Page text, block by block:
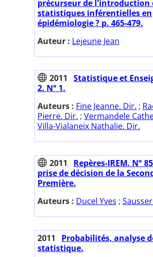
précurseur de l'introduction
statistiques inférentielles en
épidémiologie ? p. 465-479.
Auteur : Lejeune Jean
2011
Statistique et
2. N° 1.
Auteurs : Fine Jeanne. Dir. ;
Pierre. Dir. ; Vermandele
Villa-Vialaneix Nathalie. Dir.
2011
Repères-IREM. N°
prise de décision de la
Première.
Auteurs : Ducel Yves ;
2011
Probabilités, analyse
statistique.